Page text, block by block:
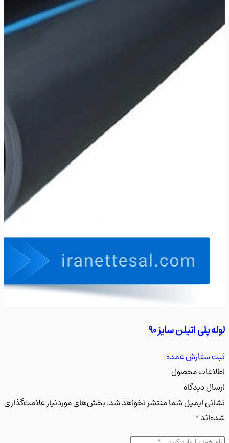
اتیلن سایز 90
سفارش عمده
محصول
دیدگاه
ایمیل شما منتشر نخواهد شد. بخش‌های موردنیاز علامت‌گذاری
*